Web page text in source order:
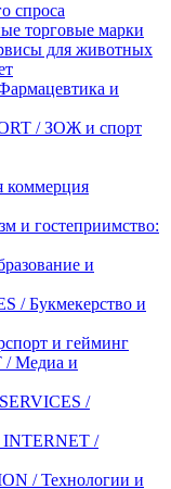
спроса
торговые марки
для животных
и
/ ЗОЖ и спорт
коммерция
и гостеприимство:
и
/ Букмекерство и
и гейминг
/ Медиа и
/
/
/ Технологии и